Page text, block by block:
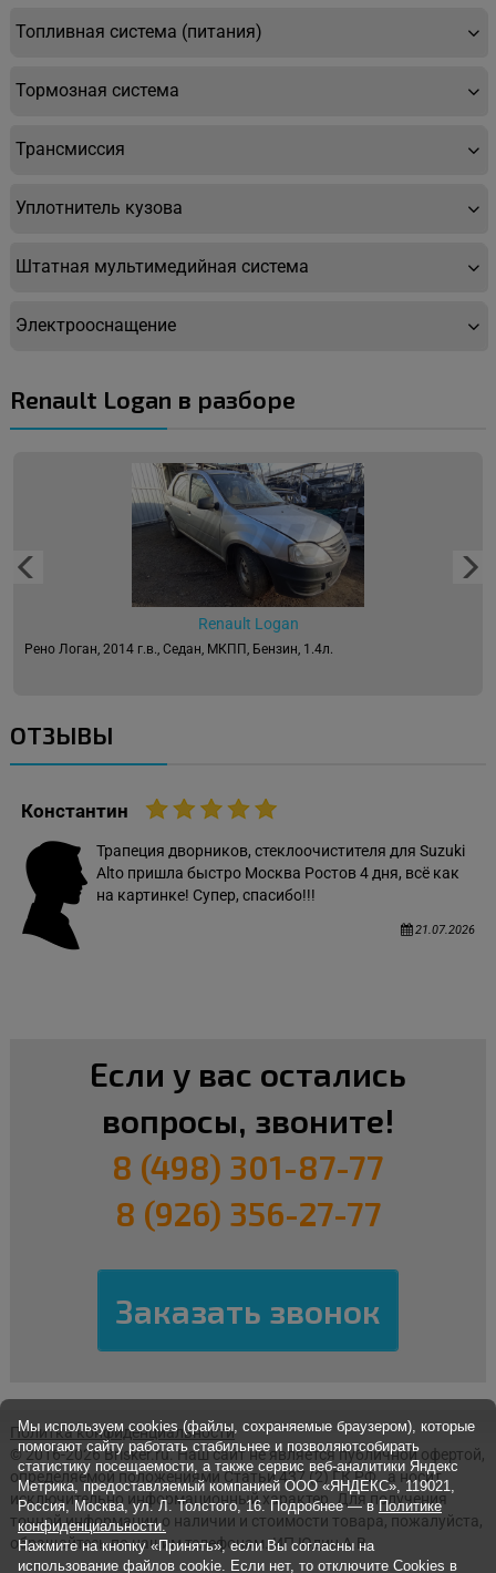
Топливная система (питания)
Тормозная система
Трансмиссия
Уплотнитель кузова
Штатная мультимедийная система
Электрооснащение
Renault Logan в разборе
Renault Logan
Рено Логан, 2014 г.в., Седан, МКПП, Бензин, 1.4л.
ОТЗЫВЫ
Константин
Трапеция дворников, стеклоочистителя для Suzuki
Alto пришла быстро Москва Ростов 4 дня, всё как
на картинке! Супер, спасибо!!!
21.07.2026
Если у вас остались
вопросы, звоните!
8 (498) 301-87-77
8 (926) 356-27-77
Политка конфиденциальности
© 2016-2026 Brisker.ru.Наш сайт не является публичной офертой,
определяемой положениями Статьи 437 (2) ГК РФ., а носит
исключительно информационный характер. Для получения
точной информации о наличии и стоимости товара, пожалуйста,
обращайтесь по нашим телефонам. ИП Юдин А.В.
Мы используем cookies (файлы, сохраняемые браузером), которые
помогают сайту работать стабильнее и позволяютсобирать
статистику посещаемости, а также сервис веб-аналитики Яндекс
Метрика, предоставляемый компанией ООО «ЯНДЕКС», 119021,
Россия, Москва, ул. Л. Толстого, 16. Подробнее — в Политике
конфиденциальности.
Нажмите на кнопку «Принять», если Вы согласны на
использование файлов cookie. Если нет, то отключите Cookies в